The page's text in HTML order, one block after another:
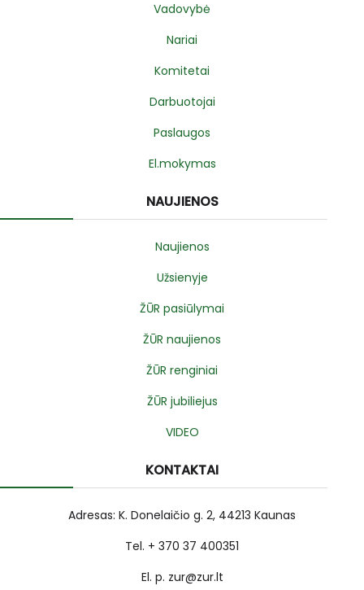
Vadovybė
Nariai
Komitetai
Darbuotojai
Paslaugos
El.mokymas
NAUJIENOS
Naujienos
Užsienyje
ŽŪR pasiūlymai
ŽŪR naujienos
ŽŪR renginiai
ŽŪR jubiliejus
VIDEO
KONTAKTAI
Adresas: K. Donelaičio g. 2, 44213 Kaunas
Tel. + 370 37 400351
El. p. zur@zur.lt